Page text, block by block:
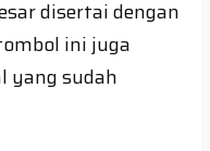
disertai dengan
ini juga
yang sudah